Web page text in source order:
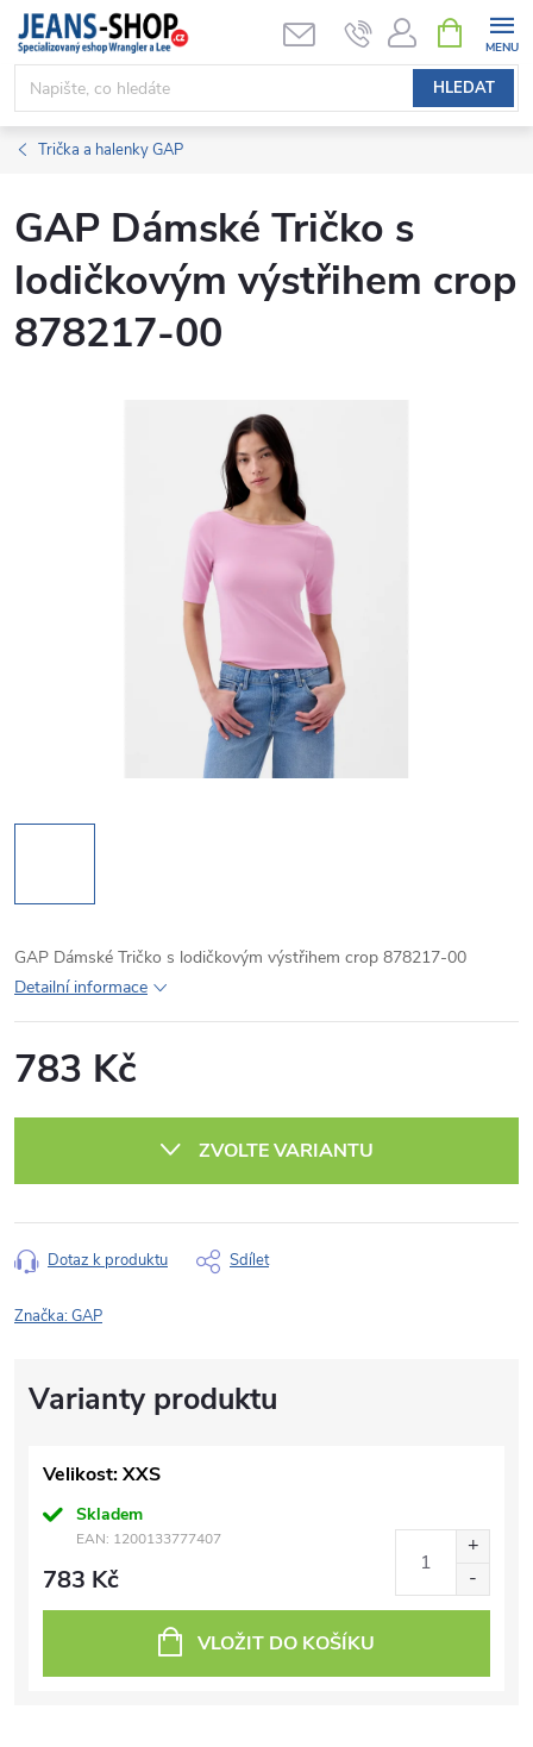
Přejít
obsah
HLEDAT
NÁKUPNÍ
KOŠÍK
Trička a halenky GAP
GAP Dámské Tričko s
lodičkovým výstřihem crop
878217-00
GAP Dámské Tričko s lodičkovým výstřihem crop 878217-00
Detailní informace
783 Kč
ZVOLTE VARIANTU
Dotaz k produktu Sdílet
Značka:GAP
Velikost: XXS
Skladem
EAN: 1200133777407
783 Kč
VLOŽIT DO KOŠÍKU